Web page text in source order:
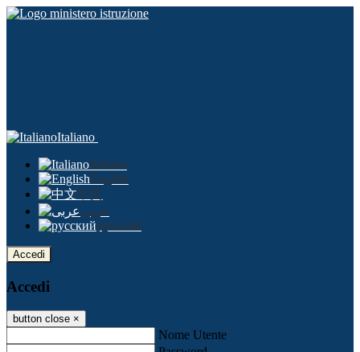
Italiano
Italiano
English
中文
عربى
русский
Accedi
Accedi
button close ×
Nome Utente